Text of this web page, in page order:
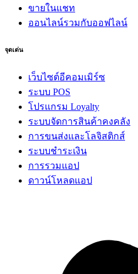
ขายในแชท
ออนไลน์รวมกับออฟไลน์
จุดเด่น
เว็บไซต์อีคอมเมิร์ซ
ระบบ POS
โปรแกรม Loyalty
ระบบจัดการสินค้าคงคลัง
การขนส่งและโลจิสติกส์
ระบบชำระเงิน
การรวมแอป
ดาวน์โหลดแอป